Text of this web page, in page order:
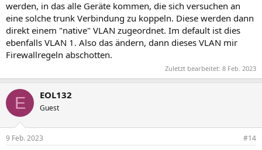
werden, in das alle Geräte kommen, die sich versuchen an
eine solche trunk Verbindung zu koppeln. Diese werden dann
direkt einem "native" VLAN zugeordnet. Im default ist dies
ebenfalls VLAN 1. Also das ändern, dann dieses VLAN mir
Firewallregeln abschotten.
Zuletzt bearbeitet: 8 Feb. 2023
E EOL132
Guest
9 Feb. 2023 #14